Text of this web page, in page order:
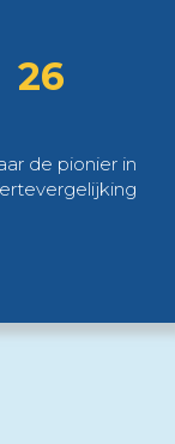
26
de pionier in